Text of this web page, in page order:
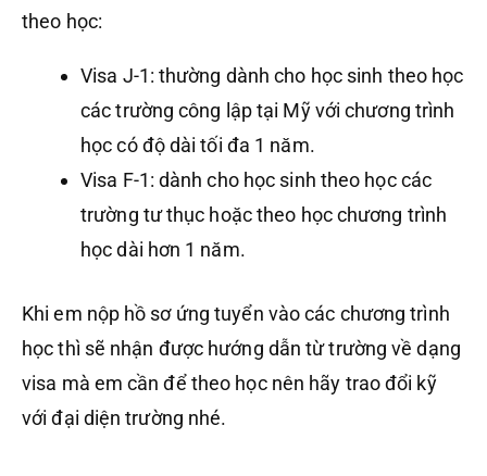
theo học:
Visa J-1: thường dành cho học sinh theo học
các trường công lập tại Mỹ với chương trình
học có độ dài tối đa 1 năm.
Visa F-1: dành cho học sinh theo học các
trường tư thục hoặc theo học chương trình
học dài hơn 1 năm.
Khi em nộp hồ sơ ứng tuyển vào các chương trình
học thì sẽ nhận được hướng dẫn từ trường về dạng
visa mà em cần để theo học nên hãy trao đổi kỹ
với đại diện trường nhé.